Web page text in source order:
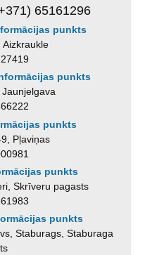
65161296
punkts
Aizkraukle
punkts
punkts
Pļaviņas
punkts
Skrīveru pagasts
punkts
Staburags, Staburaga